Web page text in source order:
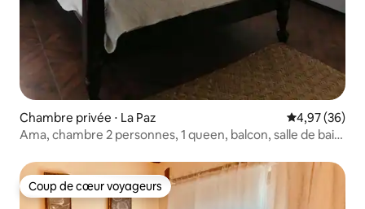
Chambre privée ⋅ La Paz Évaluation
4,97 (36)
Ama, chambre 2 personnes, 1 queen, balcon, salle de bain
Coup de cœur voyageurs
Coup de cœur voyageurs